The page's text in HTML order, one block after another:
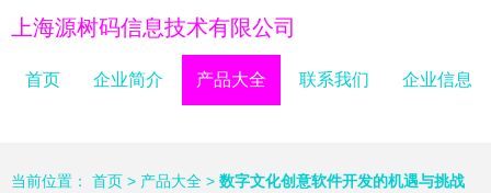
上海源树码信息技术有限公司
首页 企业简介 产品大全 联系我们 企业信息
当前位置： 首页 > 产品大全 > 数字文化创意软件开发的机遇与挑战